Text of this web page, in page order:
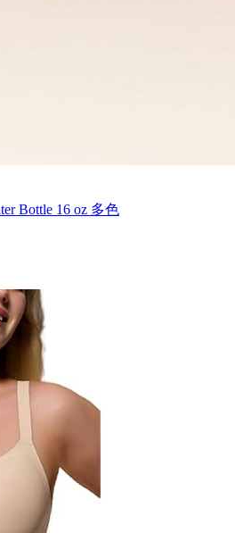
Bottle 16 oz 多色